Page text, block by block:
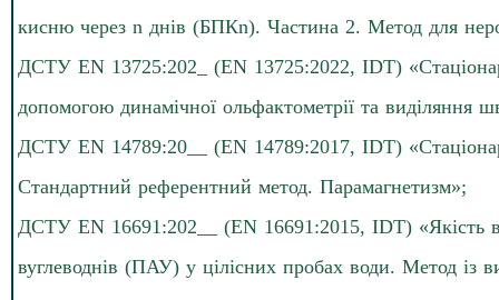
кисню через n днів (БПКn). Частина 2. Метод для
ДСТУ EN 13725:202_ (EN 13725:2022, IDT)
допомогою динамічної ольфактометрії та виділяння
ДСТУ EN 14789:20__ (EN 14789:2017, IDT)
Стандартний референтний метод. Парамагнетизм»;
ДСТУ EN 16691:202__ (EN 16691:2015, IDT) «Якість
вуглеводнів (ПАУ) у цілісних пробах води. Метод із